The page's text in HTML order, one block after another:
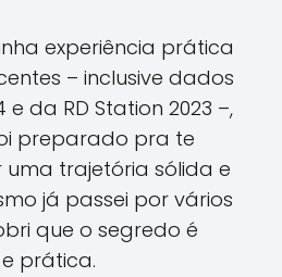
experiência prática
– inclusive dados
da RD Station 2023 –,
preparado pra te
trajetória sólida e
já passei por vários
que o segredo é
prática.